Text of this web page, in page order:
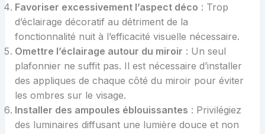
Favoriser excessivement l’aspect déco : Trop
d’éclairage décoratif au détriment de la
fonctionnalité nuit à l’efficacité visuelle nécessaire.
Omettre l’éclairage autour du miroir : Un seul
plafonnier ne suffit pas. Il est nécessaire d’installer
des appliques de chaque côté du miroir pour éviter
les ombres sur le visage.
Installer des ampoules éblouissantes : Privilégiez
des luminaires diffusant une lumière douce et non